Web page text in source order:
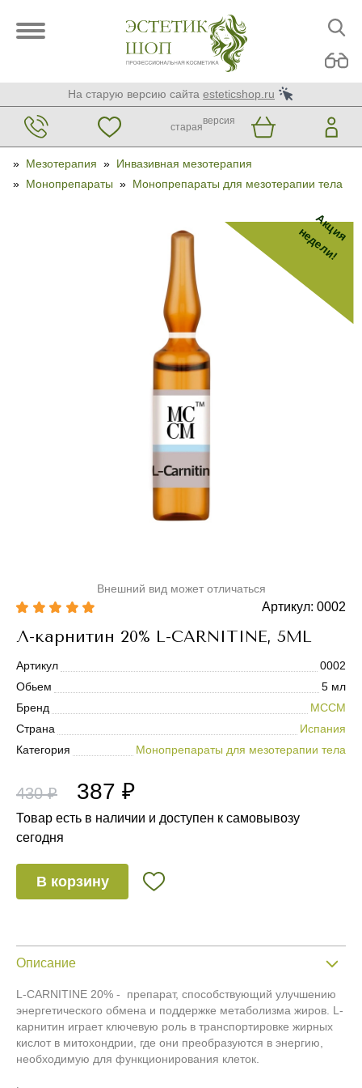
На старую версию сайта esteticshop.ru
старая
версия
» Мезотерапия » Инвазивная мезотерапия
» Монопрепараты » Монопрепараты для мезотерапии тела
Акция
недели!
Внешний вид может отличаться
Артикул: 0002
Л-карнитин 20% L-CARNITINE, 5ML
Артикул
0002
Обьем
5 мл
Бренд
MCCM
Страна
Испания
Категория
Монопрепараты для мезотерапии тела
430 ₽ 387 ₽
Товар есть в наличии и доступен к самовывозу
сегодня
В корзину
Описание
L-CARNITINE 20% - препарат, способствующий улучшению
энергетического обмена и поддержке метаболизма жиров. L-
карнитин играет ключевую роль в транспортировке жирных
кислот в митохондрии, где они преобразуются в энергию,
необходимую для функционирования клеток.